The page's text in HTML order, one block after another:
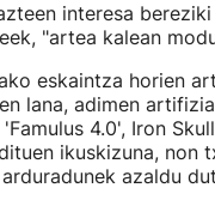
interesa
"artea kalean
eskaintza horien
lana, adimen
4.0', Iron
ikuskizuna, non
azaldu